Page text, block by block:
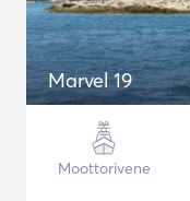
Marvel 19
Moottorivene